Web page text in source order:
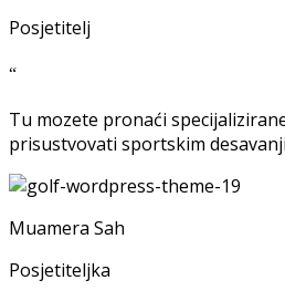
Posjetitelj
“
Tu mozete pronaći
prisustvovati sportskim
Muamera Sah
Posjetiteljka